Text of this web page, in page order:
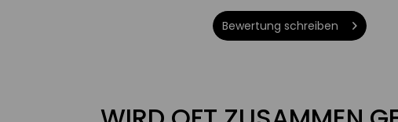
& strahlenderes Aussehen
Bewertung schreiben